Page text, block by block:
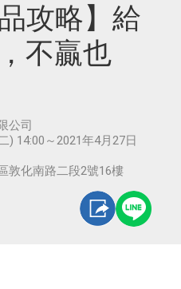
攻略】給
不贏也
公司
) 14:00～2021年4月27日
敦化南路二段2號16樓